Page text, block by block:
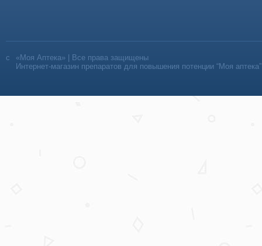
«Моя Аптека» | Все права защищены
Интернет-магазин препаратов для повышения потенции “Моя